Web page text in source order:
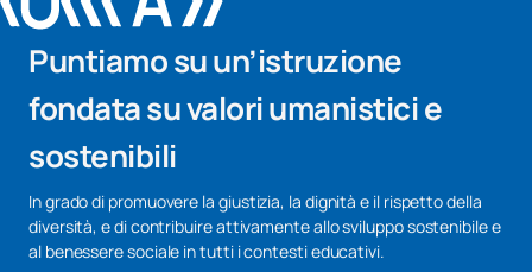
Puntiamo su un’istruzione
fondata su valori umanistici e
sostenibili
In grado di promuovere la giustizia, la dignità e il rispetto della
diversità, e di contribuire attivamente allo sviluppo sostenibile e
al benessere sociale in tutti i contesti educativi.